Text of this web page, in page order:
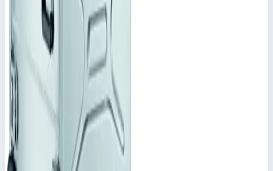
45728
Наружный размер
434х534х348 мм
Стоимость
641 451
с НДС 22%
Добавить в корзину
Корпус Mitraset Classic 19" Zarges 7 HE/U 434х534х348 мм
45728
641 451